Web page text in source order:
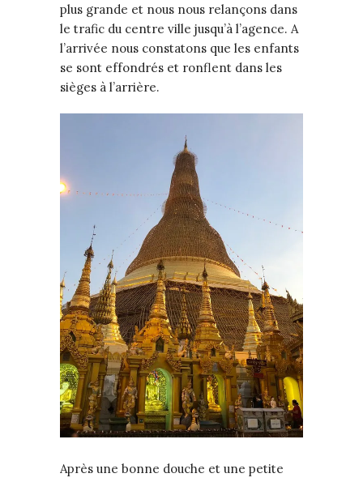
plus grande et nous nous relançons dans
le trafic du centre ville jusqu’à l’agence. A
l’arrivée nous constatons que les enfants
se sont effondrés et ronflent dans les
sièges à l’arrière.
Après une bonne douche et une petite